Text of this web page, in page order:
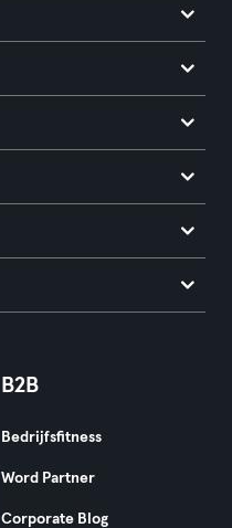
B2B
Bedrijfsfitness
Word Partner
Corporate Blog